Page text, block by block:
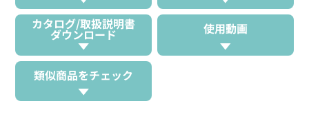
カタログ/取扱説明書
ダウンロード 使用動画
類似商品をチェック